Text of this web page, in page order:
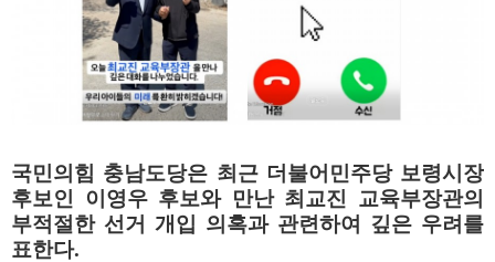
국민의힘 충남도당은 최근 더불어민주당 보령시장
후보인 이영우 후보와 만난 최교진 교육부장관의
부적절한 선거 개입 의혹과 관련하여 깊은 우려를
표한다.